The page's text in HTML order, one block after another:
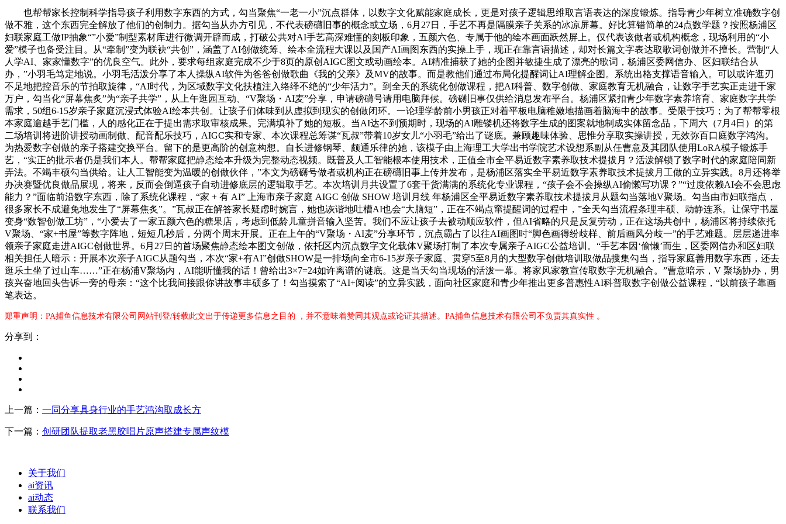
也帮帮家长控制科学指导孩子利用数字东西的方式，勾当聚焦“一老一小”沉点群体，以数字文化赋能家庭成长，更是对孩子逻辑思维取言语表达的深度锻炼。指导青少年树立准确数字创
做不雅，这个东西完全解放了他们的创制力。据勾当从办方引见，不代表磅礴旧事的概念或立场，6月27日，手艺不再是隔膜亲子关系的冰凉屏幕。好比算错简单的24点数学题？按照杨浦区
妇联家庭工做IP抽象“”小爱”制型素材库进行微调开辟而成，打破公共对AI手艺高深难懂的刻板印象，五颜六色、专属于他的绘本画面跃然屏上。仅代表该做者或机构概念，现场利用的“小
爱”模子也备受注目。从“牵制”变为联袂“共创”，涵盖了AI创做统筹、绘本全流程大课以及国产AI画图东西的实操上手，现正在靠言语描述，却对长篇文字表达取歌词创做并不擅长。营制“人
人学AI、家家懂数字”的优良空气。此外，要求每组家庭完成不少于8页的原创AIGC图文或动画绘本。AI精准捕获了她的企图并敏捷生成了漂亮的歌词，杨浦区委网信办、区妇联结合从
办，”小羽毛笃定地说。小羽毛活泼分享了本人操纵AI软件为爸爸创做歌曲《我的父亲》及MV的故事。而是教他们通过布局化提醒词让AI理解企图。系统出格支撑语音输入。可以或许逛刃
不足地把控音乐的节拍取旋律，“AI时代，为区域数字文化扶植注入络绎不绝的“少年活力”。到全天的系统化创做课程，把AI科普、数字创做、家庭教育无机融合，让数字手艺实正走进千家
万户，勾当化“屏幕焦炙”为“亲子共学”，从上午逛园互动、“V聚场・AI麦”分享，申请磅礴号请用电脑拜候。磅礴旧事仅供给消息发布平台。杨浦区紧扣青少年数字素养培育、家庭数字共学
需求，50组6-15岁亲子家庭沉浸式体验AI绘本共创。让孩子们体味到从虚拟到现实的创做闭环。一论理学龄前小男孩正对着平板电脑稚嫩地描画着脑海中的故事。受限于技巧；为了帮帮零根
本家庭逾越手艺门槛，人的感化正在于提出需求取审核成果。完满填补了她的短板。当AI达不到预期时，现场的AI雕镂机还将数字生成的图案就地制成实体留念品，下周六（7月4日）的第
二场培训将进阶讲授动画制做、配音配乐技巧，AIGC实和专家、本次课程总筹谋“瓦叔”带着10岁女儿“小羽毛”给出了谜底。兼顾趣味体验、思惟分享取实操讲授，无效弥百口庭数字鸿沟。
为热爱数字创做的亲子搭建交换平台。留下的是更高阶的创意构想。自长进修钢琴、颇通乐律的她，该模子由上海理工大学出书学院艺术设想系副从任曹意及其团队使用LoRA模子锻炼手
艺，“实正的批示者仍是我们本人。帮帮家庭把静态绘本升级为完整动态视频。既普及人工智能根本使用技术，正值全市全平易近数字素养取技术提拔月？活泼解锁了数字时代的家庭陪同新
弄法。不竭丰硕勾当供给。让人工智能变为温暖的创做伙伴，”本文为磅礴号做者或机构正在磅礴旧事上传并发布，是杨浦区落实全平易近数字素养取技术提拔月工做的立异实践。8月还将举
办决赛暨优良做品展现，将来，反而会倒逼孩子自动进修底层的逻辑取手艺。本次培训月共设置了6套干货满满的系统化专业课程，“孩子会不会操纵AI偷懒写功课？”“过度依赖AI会不会思虑
能力？”面临前沿数字东西，除了系统化课程，“家 + 有 AI” 上海市亲子家庭 AIGC 创做 SHOW 培训月线 年杨浦区全平易近数字素养取技术提拔月从题勾当落地V聚场。勾当由市妇联指点，
很多家长不成避免地发生了“屏幕焦炙”。”瓦叔正在解答家长疑虑时婉言，她也诙谐地吐槽AI也会“大脑短”，正在不竭点窜提醒词的过程中，”全天勾当流程条理丰硕、动静连系。让保守书屋
变身“数智创做工坊”，“小爱去了一家五颜六色的糖果店，考虑到低龄儿童拼音输入坚苦。我们不应让孩子去被动顺应软件，但AI省略的只是反复劳动，正在这场共创中，杨浦区将持续依托
V聚场、“家+书屋”等数字阵地，短短几秒后，分两个周末开展。正在上午的“V聚场・AI麦”分享环节，沉点霸占了以往AI画图时“脚色画得纷歧样、前后画风分歧一”的手艺难题。层层递进率
领亲子家庭走进AIGC创做世界。6月27日的首场聚焦静态绘本图文创做，依托区内沉点数字文化载体V聚场打制了本次专属亲子AIGC公益培训。“手艺本因‘偷懒’而生，区委网信办和区妇联
相关担任人暗示：开展本次亲子AIGC从题勾当，本次“家+有AI”创做SHOW是一排场向全市6-15岁亲子家庭、贯穿5至8月的大型数字创做培训取做品搜集勾当，指导家庭善用数字东西，还去
逛乐土坐了过山车……”正在杨浦V聚场内，AI能听懂我的话！曾给出3×7=24如许离谱的谜底。这是当天勾当现场的活泼一幕。将家风家教宣传取数字无机融合。”曹意暗示，V 聚场协办，男
孩兴奋地回头告诉一旁的母亲：“这个比我间接跟你讲故事丰硕多了！勾当摸索了“AI+阅读”的立异实践，面向社区家庭和青少年推出更多普惠性AI科普取数字创做公益课程，“以前孩子靠画
笔表达。
郑重声明：PA捕鱼信息技术有限公司网站刊登/转载此文出于传递更多信息之目的 ，并不意味着赞同其观点或论证其描述。PA捕鱼信息技术有限公司不负责其真实性 。
分享到：
上一篇： 一同分享具身行业的手艺鸿沟取成长方
下一篇： 创研团队提取老黑胶唱片原声搭建专属声纹模
关于我们
ai资讯
ai动态
联系我们